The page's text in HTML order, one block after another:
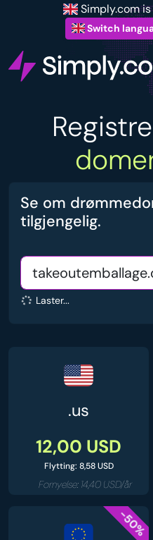
Simply.com
Switch
Se om
tilgjengelig.
Laster...
.us
12,00 USD
Flytting: 8,58 USD
Fornyelse: 14,40 USD/år
-50%